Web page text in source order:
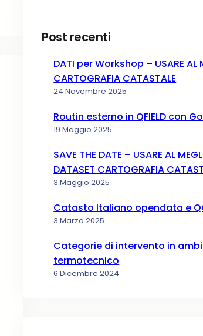
Post recenti
DATI per Workshop – USARE AL
CARTOGRAFIA CATASTALE
24 Novembre 2025
Routin esterno in QFIELD con
19 Maggio 2025
SAVE THE DATE – USARE AL
DATASET CARTOGRAFIA
3 Maggio 2025
Catasto Italiano opendata e
3 Marzo 2025
Categorie di intervento in
termotecnico
6 Dicembre 2024